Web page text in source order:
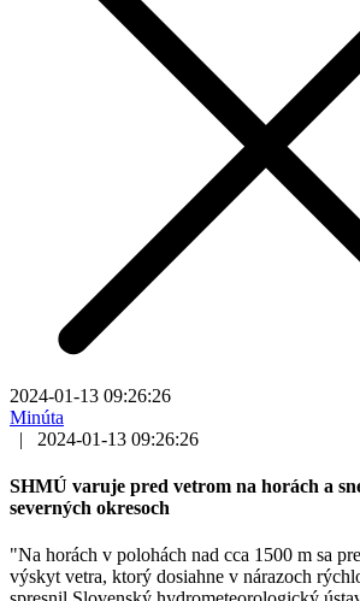
2024-01-13 09:26:26
Minúta
|
2024-01-13 09:26:26
SHMÚ varuje pred vetrom na horách a
severných okresoch
"Na horách v polohách nad cca 1500 m sa
výskyt vetra, ktorý dosiahne v nárazoch